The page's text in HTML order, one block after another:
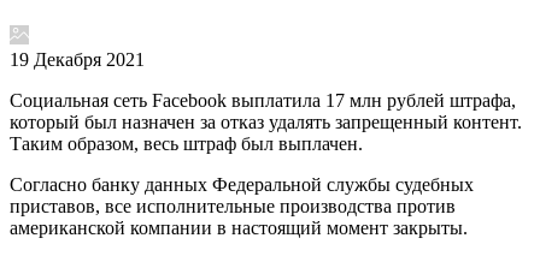
19 Декабря 2021
Социальная сеть Facebook выплатила 17 млн рублей штрафа,
который был назначен за отказ удалять запрещенный контент.
Таким образом, весь штраф был выплачен.
Согласно банку данных Федеральной службы судебных
приставов, все исполнительные производства против
американской компании в настоящий момент закрыты.